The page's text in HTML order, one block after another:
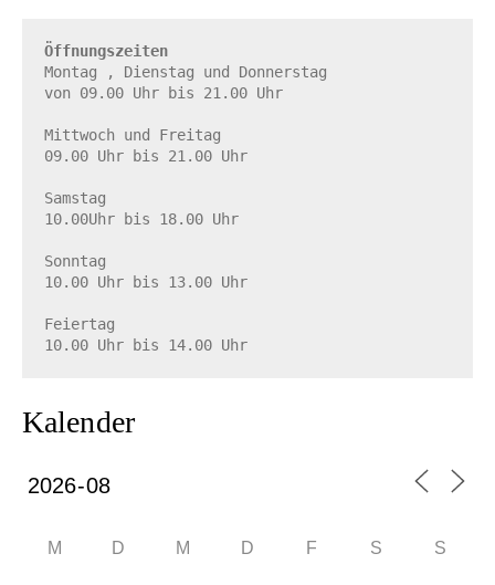
Öffnungszeiten
Montag , Dienstag und Donnerstag
von 09.00 Uhr bis 21.00 Uhr
Mittwoch und Freitag
09.00 Uhr bis 21.00 Uhr
Samstag
10.00Uhr bis 18.00 Uhr
Sonntag
10.00 Uhr bis 13.00 Uhr
Feiertag
10.00 Uhr bis 14.00 Uhr
Kalender
M D M D F S S